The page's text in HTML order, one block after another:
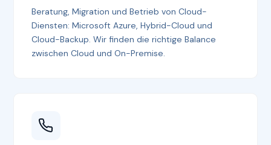
Beratung, Migration und Betrieb von Cloud-
Diensten: Microsoft Azure, Hybrid-Cloud und
Cloud-Backup. Wir finden die richtige Balance
zwischen Cloud und On-Premise.